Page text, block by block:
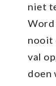
niet
Word
nooit
val
doen